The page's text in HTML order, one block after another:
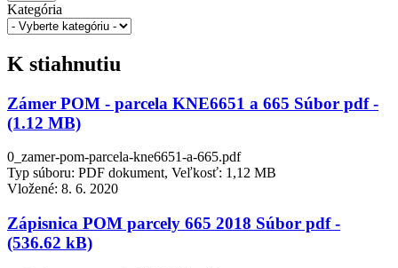
Kategória
K stiahnutiu
Zámer POM - parcela KNE6651 a 665 Súbor pdf -
(1.12 MB)
0_zamer-pom-parcela-kne6651-a-665.pdf
Typ súboru: PDF dokument, Veľkosť: 1,12 MB
Vložené: 8. 6. 2020
Zápisnica POM parcely 665 2018 Súbor pdf -
(536.62 kB)